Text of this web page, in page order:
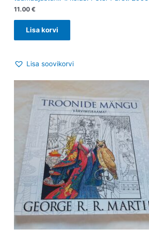
11.00 €
Lisa korvi
Lisa soovikorvi